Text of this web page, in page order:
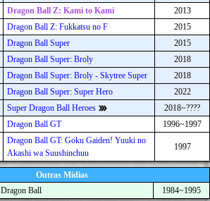
Dragon Ball Z: Kami to Kami
2013
Dragon Ball Z: Fukkatsu no F 2015
Dragon Ball Super
2015
Dragon Ball Super: Broly
2018
Dragon Ball Super: Broly - Skytree Super
2018
Dragon Ball Super: Super Hero
2022
Super Dragon Ball Heroes 2018~????
Dragon Ball GT 1996~1997
Dragon Ball GT: Goku Gaiden! Yuuki no
Akashi wa Suushinchuu
1997
Outras Mídias
Dragon Ball 1984~1995